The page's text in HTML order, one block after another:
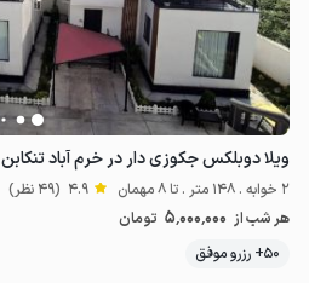
ویلا دوبلکس جکوزی دار در خرم آباد تنکابن
2 خوابه . 148 متر . تا 8 مهمان 4.9 (49 نظر)
هر شب از 5٬000٬000 تومان
50+ رزرو موفق